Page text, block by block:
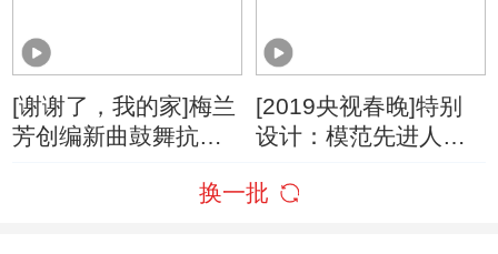
[谢谢了，我的家]梅兰
芳创编新曲鼓舞抗日
[2019央视春晚]特别
设计：模范先进人
换一批